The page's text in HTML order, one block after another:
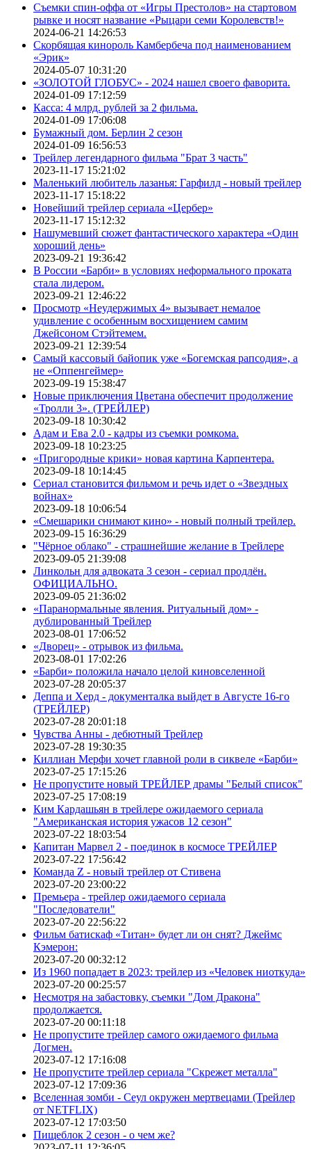
Съемки спин-оффа от «Игры Престолов» на стартовом
рывке и носят название «Рыцари семи Королевств!»
2024-06-21 14:26:53
Скорбящая кинороль Камбербеча под наименованием
«Эрик»
2024-05-07 10:31:20
«ЗОЛОТОЙ ГЛОБУС» - 2024 нашел своего фаворита.
2024-01-09 17:12:59
Касса: 4 млрд. рублей за 2 фильма.
2024-01-09 17:06:08
Бумажный дом. Берлин 2 сезон
2024-01-09 16:56:53
Трейлер легендарного фильма "Брат 3 часть"
2023-11-17 15:21:02
Маленький любитель лазанья: Гарфилд - новый трейлер
2023-11-17 15:18:22
Новейший трейлер сериала «Цербер»
2023-11-17 15:12:32
Нашумевший сюжет фантастического характера «Один
хороший день»
2023-09-21 19:36:42
В России «Барби» в условиях неформального проката
стала лидером.
2023-09-21 12:46:22
Просмотр «Неудержимых 4» вызывает немалое
удивление с особенным восхищением самим
Джейсоном Стэйтемем.
2023-09-21 12:39:54
Самый кассовый байопик уже «Богемская рапсодия», а
не «Оппенгеймер»
2023-09-19 15:38:47
Новые приключения Цветана обеспечит продолжение
«Тролли 3». (ТРЕЙЛЕР)
2023-09-18 10:30:42
Адам и Ева 2.0 - кадры из съемки ромкома.
2023-09-18 10:23:25
«Пригородные крики» новая картина Карпентера.
2023-09-18 10:14:45
Сериал становится фильмом и речь идет о «Звездных
войнах»
2023-09-18 10:06:54
«Смешарики снимают кино» - новый полный трейлер.
2023-09-15 16:36:29
"Чёрное облако" - страшнейшие желание в Трейлере
2023-09-05 21:39:08
Линкольн для адвоката 3 сезон - сериал продлён.
ОФИЦИАЛЬНО.
2023-09-05 21:36:02
«Паранормальные явления. Ритуальный дом» -
дублированный Трейлер
2023-08-01 17:06:52
«Дворец» - отрывок из фильма.
2023-08-01 17:02:26
«Барби» положила начало целой киновселенной
2023-07-28 20:05:37
Деппа и Херд - документалка выйдет в Августе 16-го
(ТРЕЙЛЕР)
2023-07-28 20:01:18
Чувства Анны - дебютный Трейлер
2023-07-28 19:30:35
Киллиан Мерфи хочет главной роли в сиквеле «Барби»
2023-07-25 17:15:26
Не пропустите новый ТРЕЙЛЕР драмы "Белый список"
2023-07-25 17:08:19
Ким Кардашьян в трейлере ожидаемого сериала
"Американская история ужасов 12 сезон"
2023-07-22 18:03:54
Капитан Марвел 2 - поединок в космосе ТРЕЙЛЕР
2023-07-22 17:56:42
Команда Z - новый трейлер от Стивена
2023-07-20 23:00:22
Премьера - трейлер ожидаемого сериала
"Последователи"
2023-07-20 22:56:22
Фильм батискаф «Титан» будет ли он снят? Джеймс
Кэмерон:
2023-07-20 00:32:12
Из 1960 попадает в 2023: трейлер из «Человек ниоткуда»
2023-07-20 00:25:57
Несмотря на забастовку, съемки "Дом Дракона"
продолжается.
2023-07-20 00:11:18
Не пропустите трейлер самого ожидаемого фильма
Догмен.
2023-07-12 17:16:08
Не пропустите трейлер сериала "Скрежет металла"
2023-07-12 17:09:36
Вселенная зомби - Сеул окружен мертвецами (Трейлер
от NETFLIX)
2023-07-12 17:03:50
Пищеблок 2 сезон - о чем же?